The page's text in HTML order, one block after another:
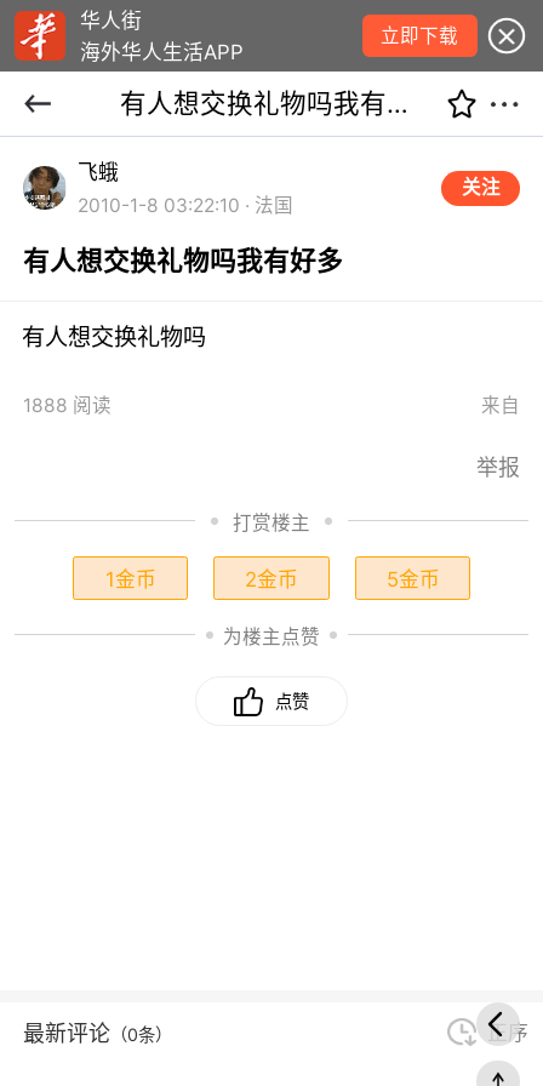
华人街
海外华人生活APP
立即下载
有人想交换礼物吗我有好多
飞蛾
2010-1-8 03:22:10 · 法国
关注
有人想交换礼物吗我有好多
有人想交换礼物吗
1888 阅读 来自
举报
打赏楼主
1金币 2金币 5金币
为楼主点赞
点赞
最新评论 （0条） 正序